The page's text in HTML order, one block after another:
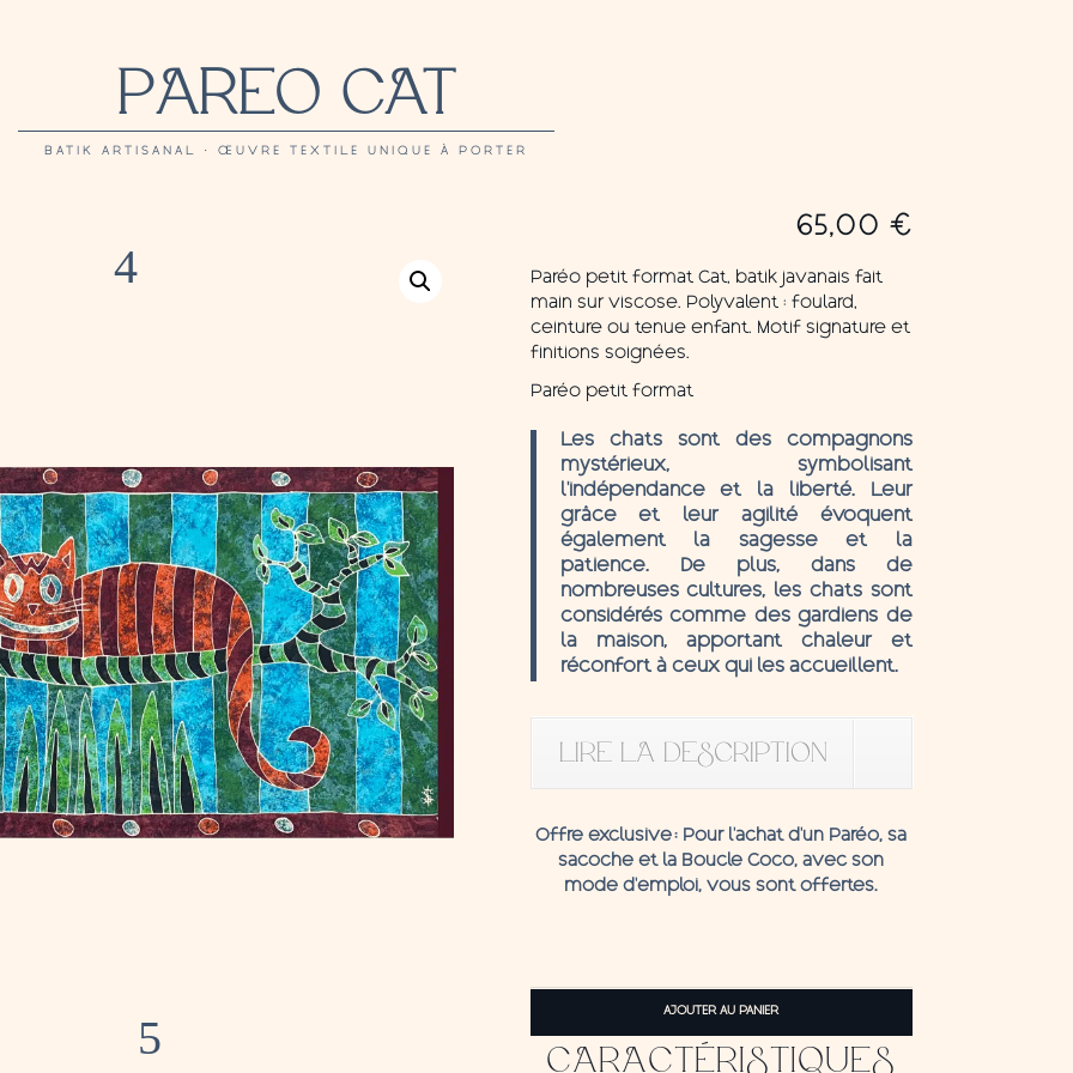
PAREO CAT
BATIK ARTISANAL · ŒUVRE TEXTILE UNIQUE À PORTER
65,00 €
Paréo petit format Cat, batik javanais fait
main sur viscose. Polyvalent : foulard,
ceinture ou tenue enfant. Motif signature et
finitions soignées.
Paréo petit format
Les chats sont des compagnons
mystérieux, symbolisant
l’indépendance et la liberté. Leur
grâce et leur agilité évoquent
également la sagesse et la
patience. De plus, dans de
nombreuses cultures, les chats sont
considérés comme des gardiens de
la maison, apportant chaleur et
réconfort à ceux qui les accueillent.
LIRE LA DESCRIPTION
Offre exclusive: Pour l’achat d’un Paréo, sa
sacoche et la Boucle Coco, avec son
mode d'emploi, vous sont offertes.
de
Cat
AJOUTER AU PANIER
CARACTÉRISTIQUES